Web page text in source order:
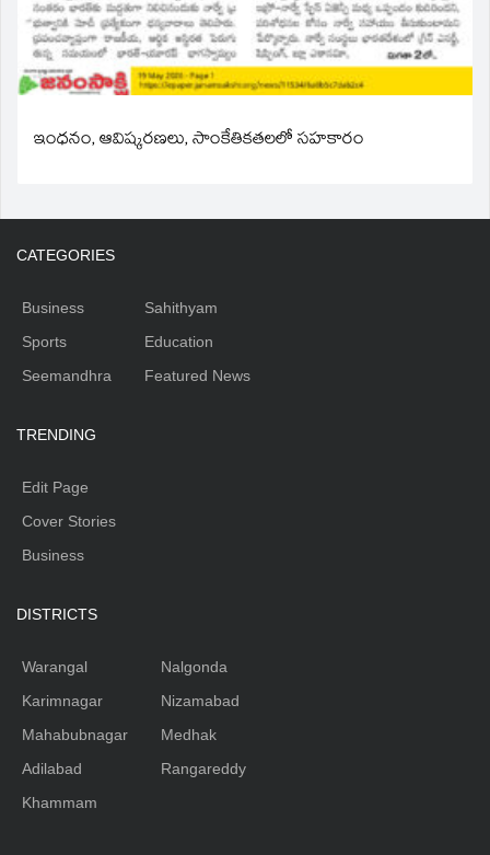
ఇంధనం, ఆవిష్కరణలు, సాంకేతికతలలో సహకారం
CATEGORIES
Business
Sports
Seemandhra
Sahithyam
Education
Featured News
TRENDING
Edit Page
Cover Stories
Business
DISTRICTS
Warangal
Karimnagar
Mahabubnagar
Adilabad
Khammam
Nalgonda
Nizamabad
Medhak
Rangareddy